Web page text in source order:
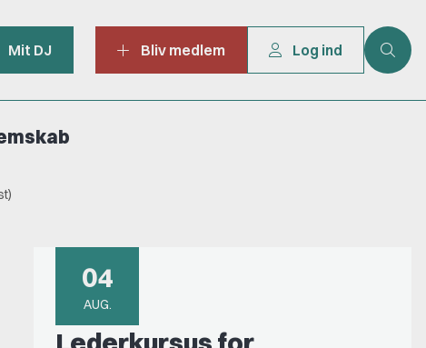
Mit DJ Bliv medlem Log ind
04
AUG.